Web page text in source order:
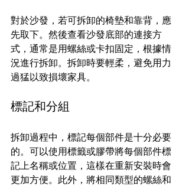
對於沙發，若可拆卸的椅墊和靠背，應
先取下。然後查看沙發底部的連接方
式，通常是用螺絲或卡扣固定，根據情
況進行拆卸。拆卸時要輕柔，避免用力
過猛以致損壞家具。
標記和分組
拆卸過程中，標記每個部件是十分必要
的。可以使用標籤或膠帶將每個部件標
記上名稱或位置，這樣在重新安裝時會
更加方便。此外，將相同類型的螺絲和